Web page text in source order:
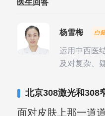
医生回答
杨雪梅 白
运用中西医
及对复杂、
合巩固用药
北京308激光和308
面对皮肤上那一道